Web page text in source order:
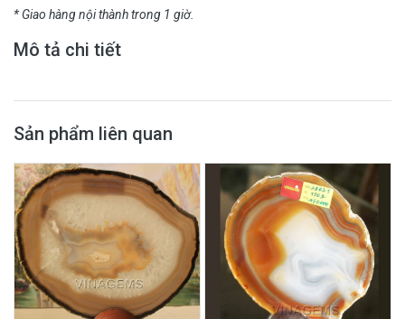
* Giao hàng nội thành trong 1 giờ.
Mô tả chi tiết
Sản phẩm liên quan